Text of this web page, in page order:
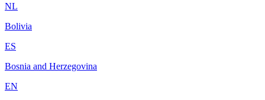
NL
Bolivia
ES
Bosnia and Herzegovina
EN